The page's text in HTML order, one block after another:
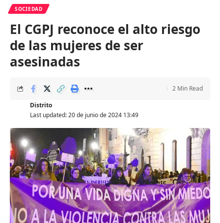
SOCIEDAD
El CGPJ reconoce el alto riesgo
de las mujeres de ser
asesinadas
Last updated: 20 de junio de 2024 13:49
Distrito
2 Min Read